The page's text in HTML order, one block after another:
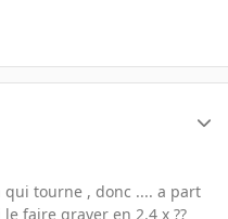
tourne , donc .... a part
faire graver en 2.4 x ??